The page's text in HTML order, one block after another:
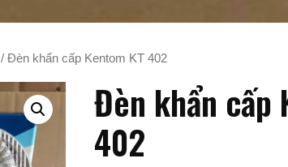
/ Đèn khẩn cấp Kentom KT 402
Đèn khẩn cấp
402